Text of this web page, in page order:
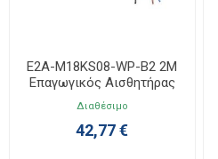
E2A-M18KS08-WP-B2 2M
Επαγωγικός Αισθητήρας
M18
Διαθέσιμο
42,77 €